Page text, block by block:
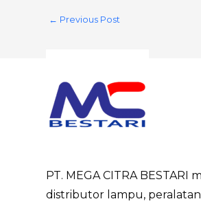
← Previous Post
PT. MEGA CITRA BESTARI
distributor lampu,